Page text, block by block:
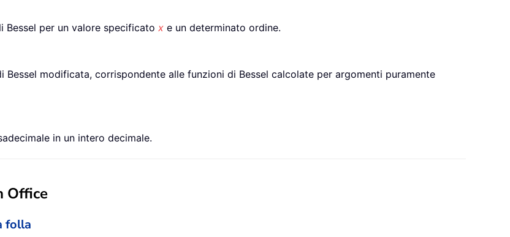
Bessel per un valore specificato x e un determinato ordine.
Bessel modificata, corrispondente alle funzioni di Bessel calcolate per argomenti puramente
in un intero decimale.
Office
folla